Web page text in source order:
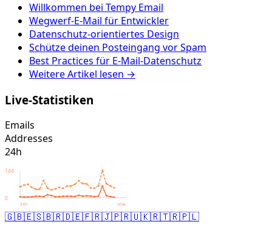
Willkommen bei Tempy Email
Wegwerf-E-Mail für Entwickler
Datenschutz-orientiertes Design
Schütze deinen Posteingang vor Spam
Best Practices für E-Mail-Datenschutz
Weitere Artikel lesen →
Live-Statistiken
Emails
Addresses
24h
144
0
24h now
🇬🇧🇪🇸🇧🇷🇩🇪🇫🇷🇯🇵🇷🇺🇰🇷🇹🇷🇵🇱